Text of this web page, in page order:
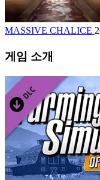
MASSIVE CHALICE
게임 소개